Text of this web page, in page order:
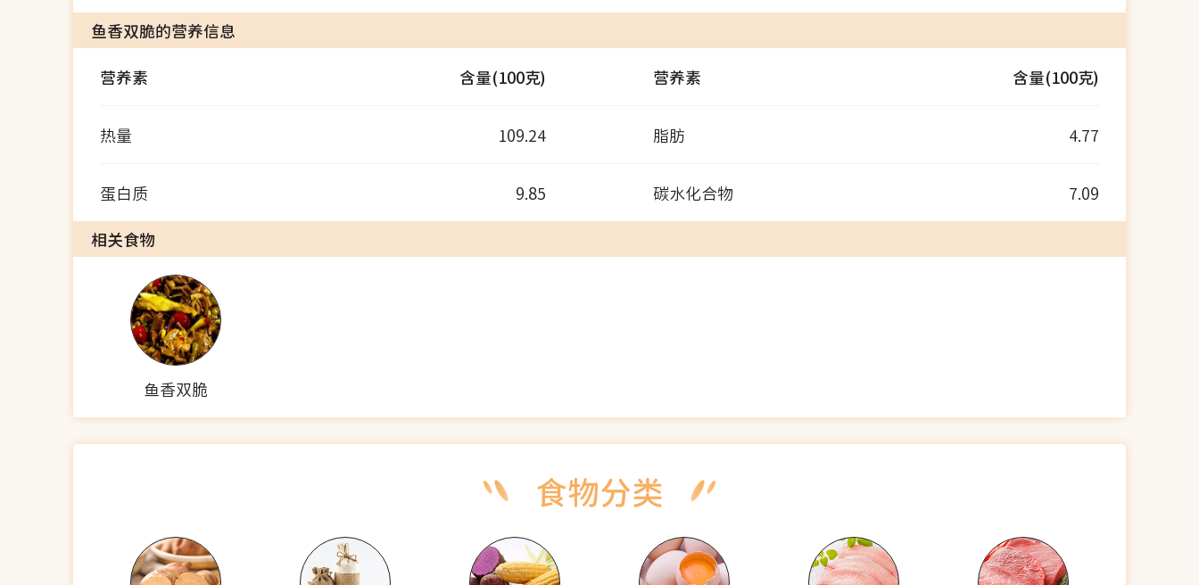
鱼香双脆的营养信息
营养素
含量(100克) 营养素 含量(100克)
热量 109.24 脂肪 4.77
蛋白质 9.85 碳水化合物
7.09
相关食物
鱼香双脆